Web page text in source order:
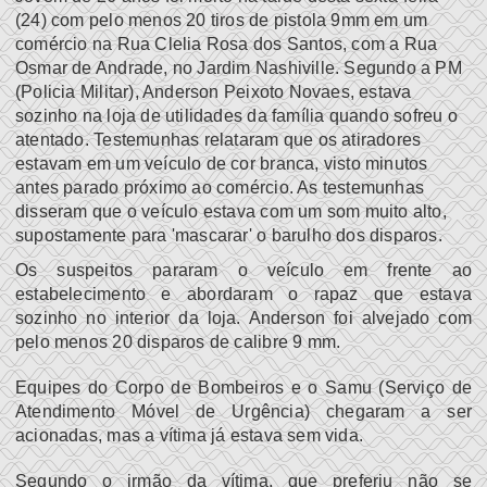
(24) com pelo menos 20 tiros de pistola 9mm em um
comércio na Rua Clelia Rosa dos Santos, com a Rua
Osmar de Andrade, no Jardim Nashiville. Segundo a PM
(Policia Militar), Anderson Peixoto Novaes, estava
sozinho na loja de utilidades da família quando sofreu o
atentado.Testemunhas relataram que os atiradores
estavam em um veículo de cor branca, visto minutos
antes parado próximo ao comércio. As testemunhas
disseram que o veículo estava com um som muito alto,
supostamente para 'mascarar' o barulho dos disparos.
Os suspeitos pararam o veículo em frente ao
estabelecimento e abordaram o rapaz que estava
sozinho no interior da loja. Anderson foi alvejado com
pelo menos 20 disparos de calibre 9 mm.
Equipes do Corpo de Bombeiros e o Samu (Serviço de
Atendimento Móvel de Urgência) chegaram a ser
acionadas, mas a vítima já estava sem vida.
Segundo o irmão da vítima, que preferiu não se